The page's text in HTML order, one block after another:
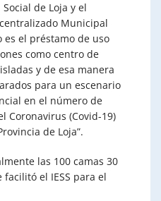
de Loja y el
Municipal
es el préstamo de uso
como centro de
y de esa manera
para un escenario
en el número de
Coronavirus (Covid-19)
de Loja”.
las 100 camas 30
el IESS para el